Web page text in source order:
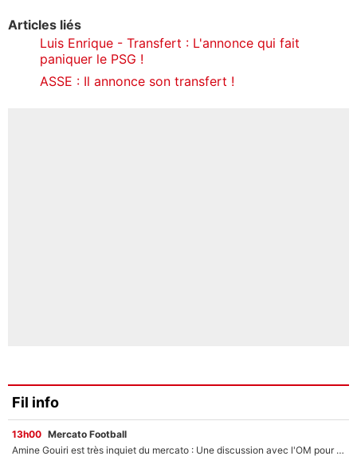
Articles liés
Luis Enrique - Transfert : L'annonce qui fait
paniquer le PSG !
ASSE : Il annonce son transfert !
Fil info
13h00 Mercato Football
Amine Gouiri est très inquiet du mercato : Une discussion avec l'OM pour acter son transfert !